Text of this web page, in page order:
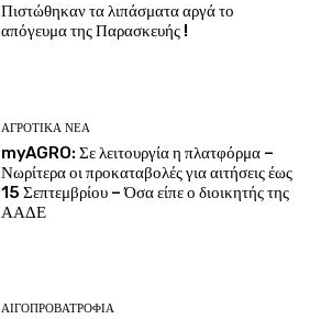
Πιστώθηκαν τα λιπάσματα αργά το
απόγευμα της Παρασκευής !
ΑΓΡΟΤΙΚΆ ΝΈΑ
myAGRO: Σε λειτουργία η πλατφόρμα –
Νωρίτερα οι προκαταβολές για αιτήσεις έως
15 Σεπτεμβρίου – Όσα είπε ο διοικητής της
ΑΑΔΕ
ΑΙΓΟΠΡΟΒΑΤΡΟΦΊΑ